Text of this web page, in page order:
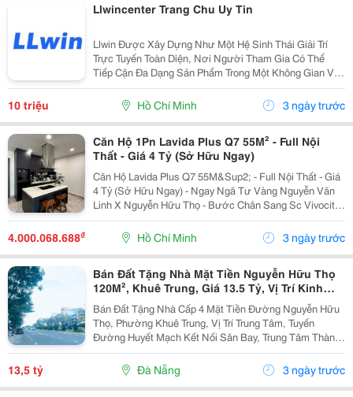
Llwincenter Trang Chu Uy Tin
Llwin Được Xây Dựng Như Một Hệ Sinh Thái Giải Trí
Trực Tuyến Toàn Diện, Nơi Người Tham Gia Có Thể
Tiếp Cận Đa Dạng Sản Phẩm Trong Một Không Gian Vận
Hành Ổn Định, Rõ Ràng Và Tối Ưu Trải Nghiệm.
Website: Https://Llwin.center/ Email:...
10 triệu Hồ Chí Minh 3 ngày trước
Căn Hộ 1Pn Lavida Plus Q7 55M² - Full Nội
Thất - Giá 4 Tỷ (Sở Hữu Ngay)
Căn Hộ Lavida Plus Q7 55M&Sup2; - Full Nội Thất - Giá
4 Tỷ (Sở Hữu Ngay) - Ngay Ngã Tư Vàng Nguyễn Văn
Linh X Nguyễn Hữu Thọ - Bước Chân Sang Sc Vivocity,
3 Phút Tới Đại Học Rmit! - Diện Tích: 55M&Sup2; (1Pn /
1Wc) - Tình Trạng: Nhà Mới Xịn, Full Nội...
4.000.068.688₫ Hồ Chí Minh 3 ngày trước
Bán Đất Tặng Nhà Mặt Tiền Nguyễn Hữu Thọ
120M², Khuê Trung, Giá 13.5 Tỷ, Vị Trí Kinh
Doanh Đẹp
Bán Đất Tặng Nhà Cấp 4 Mặt Tiền Đường Nguyễn Hữu
Thọ, Phường Khuê Trung, Vị Trí Trung Tâm, Tuyến
Đường Huyết Mạch Kết Nối Sân Bay, Trung Tâm Thành
Phố Và Các Khu Thương Mại Sầm Uất. Thông Tin Bất
Động Sản: Địa Chỉ: Mặt Tiền Nguyễn Hữu Thọ, Gần
13,5 tỷ Đà Nẵng 3 ngày trước